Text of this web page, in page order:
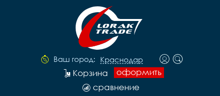
Ваш город: Краснодар
оформить
Корзина
сравнение